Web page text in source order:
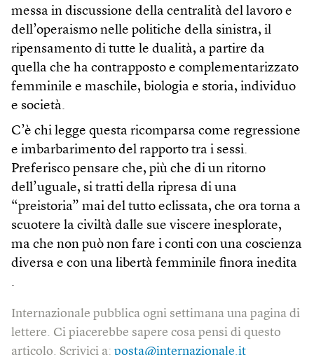
messa in discussione della centralità del lavoro e
dell’operaismo nelle politiche della sinistra, il
ripensamento di tutte le dualità, a partire da
quella che ha contrapposto e complementarizzato
femminile e maschile, biologia e storia, individuo
e società.
C’è chi legge questa ricomparsa come regressione
e imbarbarimento del rapporto tra i sessi.
Preferisco pensare che, più che di un ritorno
dell’uguale, si tratti della ripresa di una
“preistoria” mai del tutto eclissata, che ora torna a
scuotere la civiltà dalle sue viscere inesplorate,
ma che non può non fare i conti con una coscienza
diversa e con una libertà femminile finora inedita
.
Internazionale pubblica ogni settimana una pagina di
lettere. Ci piacerebbe sapere cosa pensi di questo
articolo. Scrivici a: posta@internazionale.it